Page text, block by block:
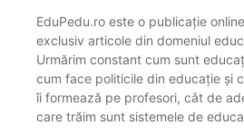
EduPedu.ro este o publicație
exclusiv articole din domeniul
Urmărim constant cum sunt
cum face politicile din educație și
îi formează pe profesori, cât de
care trăim sunt sistemele de